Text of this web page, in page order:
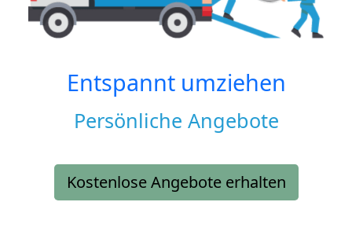
Entspannt umziehen
Persönliche Angebote
Kostenlose Angebote erhalten